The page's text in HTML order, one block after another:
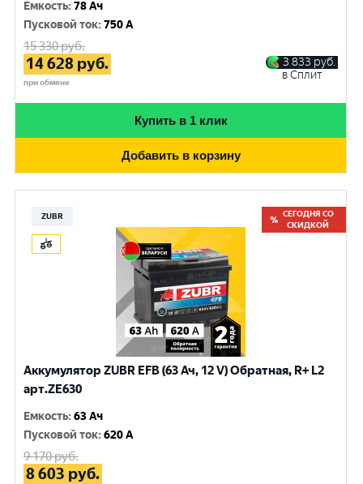
Емкость:78 Ач
Пусковой ток:750 A
15 330руб.
14 628 руб.
при обмене
3 833 руб.
в Сплит
Купить в 1 клик
Добавить в корзину
ZUBR
СЕГОДНЯ СО
СКИДКОЙ
Аккумулятор ZUBR EFB (63 Ач, 12 V) Обратная, R+ L2
арт.ZE630
Емкость:63 Ач
Пусковой ток:620 A
9 170руб.
8 603 руб.